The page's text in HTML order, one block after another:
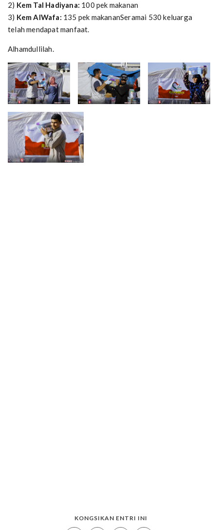
2) Kem Tal Hadiyana: 100 pek makanan
3) Kem AlWafa: 135 pek makananSeramai 530 keluarga
telah mendapat manfaat.
Alhamdullilah.
KONGSIKAN ENTRI INI